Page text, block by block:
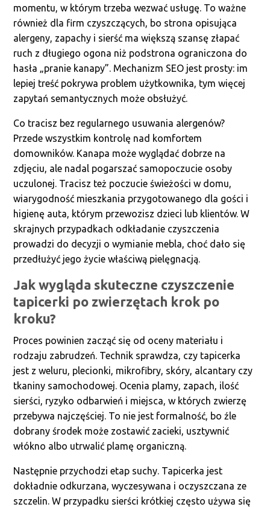
momentu, w którym trzeba wezwać usługę. To ważne
również dla firm czyszczących, bo strona opisująca
alergeny, zapachy i sierść ma większą szansę złapać
ruch z długiego ogona niż podstrona ograniczona do
hasła „pranie kanapy”. Mechanizm SEO jest prosty: im
lepiej treść pokrywa problem użytkownika, tym więcej
zapytań semantycznych może obsłużyć.
Co tracisz bez regularnego usuwania alergenów?
Przede wszystkim kontrolę nad komfortem
domowników. Kanapa może wyglądać dobrze na
zdjęciu, ale nadal pogarszać samopoczucie osoby
uczulonej. Tracisz też poczucie świeżości w domu,
wiarygodność mieszkania przygotowanego dla gości i
higienę auta, którym przewozisz dzieci lub klientów. W
skrajnych przypadkach odkładanie czyszczenia
prowadzi do decyzji o wymianie mebla, choć dało się
przedłużyć jego życie właściwą pielęgnacją.
Jak wygląda skuteczne czyszczenie
tapicerki po zwierzętach krok po
kroku?
Proces powinien zacząć się od oceny materiału i
rodzaju zabrudzeń. Technik sprawdza, czy tapicerka
jest z weluru, plecionki, mikrofibry, skóry, alcantary czy
tkaniny samochodowej. Ocenia plamy, zapach, ilość
sierści, ryzyko odbarwień i miejsca, w których zwierzę
przebywa najczęściej. To nie jest formalność, bo źle
dobrany środek może zostawić zacieki, usztywnić
włókno albo utrwalić plamę organiczną.
Następnie przychodzi etap suchy. Tapicerka jest
dokładnie odkurzana, wyczesywana i oczyszczana ze
szczelin. W przypadku sierści krótkiej często używa się